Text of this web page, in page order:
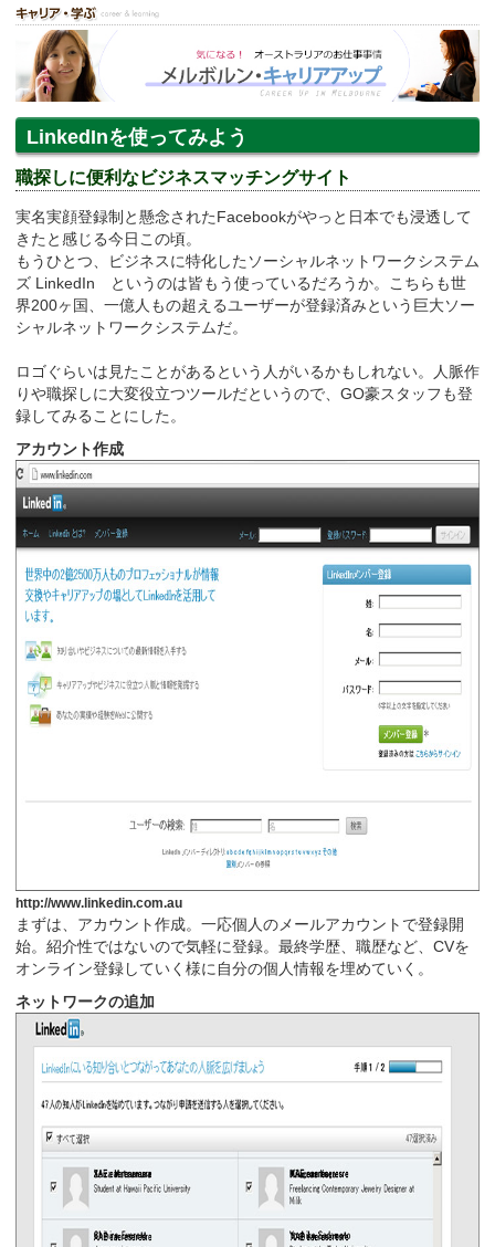
LinkedInを使ってみよう
職探しに便利なビジネスマッチングサイト
実名実顔登録制と懸念されたFacebookがやっと日本でも浸透して
きたと感じる今日この頃。
もうひとつ、ビジネスに特化したソーシャルネットワークシステム
ズ LinkedIn というのは皆もう使っているだろうか。こちらも世
界200ヶ国、一億人もの超えるユーザーが登録済みという巨大ソー
シャルネットワークシステムだ。
ロゴぐらいは見たことがあるという人がいるかもしれない。人脈作
りや職探しに大変役立つツールだというので、GO豪スタッフも登
録してみることにした。
アカウント作成
http://www.linkedin.com.au
まずは、アカウント作成。一応個人のメールアカウントで登録開
始。紹介性ではないので気軽に登録。最終学歴、職歴など、CVを
オンライン登録していく様に自分の個人情報を埋めていく。
ネットワークの追加